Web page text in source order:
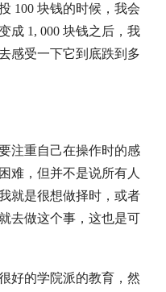
100 块钱的时候，我会
成 1, 000 块钱之后，我
感受一下它到底跌到多
注重自己在操作时的感
难，但并不是说所有人
就是很想做择时 ，或者
去做这个事，这也是可
好的学院派的教育，然